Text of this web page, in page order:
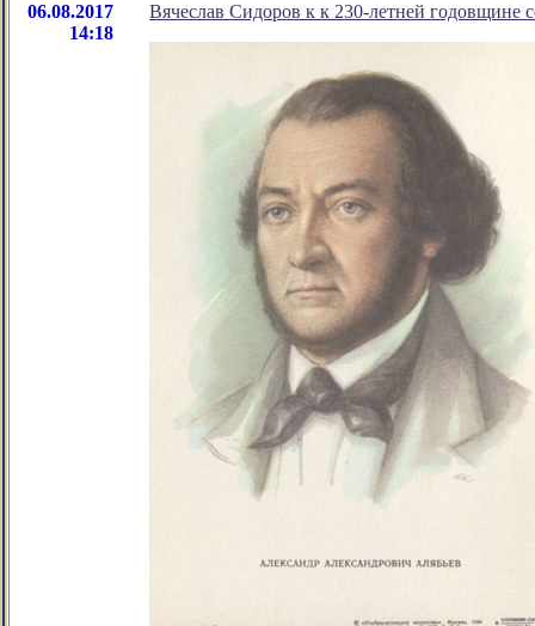
06.08.2017
14:18
Вячеслав Сидоров к к 230-летней годовщине